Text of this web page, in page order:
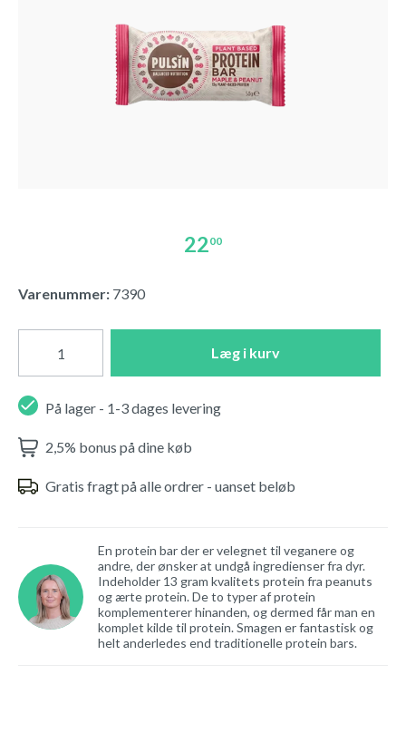
2200
Varenummer: 7390
Læg i kurv
På lager - 1-3 dages levering
2,5% bonus på dine køb
Gratis fragt på alle ordrer - uanset beløb
En protein bar der er velegnet til veganere og
andre, der ønsker at undgå ingredienser fra dyr.
Indeholder 13 gram kvalitets protein fra peanuts
og ærte protein. De to typer af protein
komplementerer hinanden, og dermed får man en
komplet kilde til protein. Smagen er fantastisk og
helt anderledes end traditionelle protein bars.